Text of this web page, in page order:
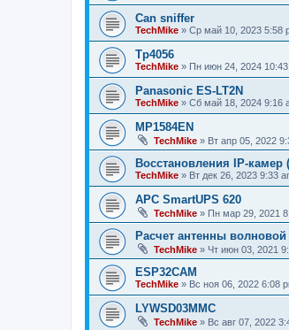
Can sniffer
TechMike » Ср май 10, 2023 5:58
Tp4056
TechMike » Пн июн 24, 2024
Panasonic ES-LT2N
TechMike » Сб май 18, 2024 9:16
MP1584EN
TechMike » Вт апр 05, 2022
Восстановления IP-камер
TechMike » Вт дек 26, 2023 9:33
APC SmartUPS 620
TechMike » Пн мар 29, 2021
Расчет антенны
TechMike » Чт июн 03, 2021
ESP32CAM
TechMike » Вс ноя 06, 2022 6:08
LYWSD03MMC
TechMike » Вс авг 07, 2022